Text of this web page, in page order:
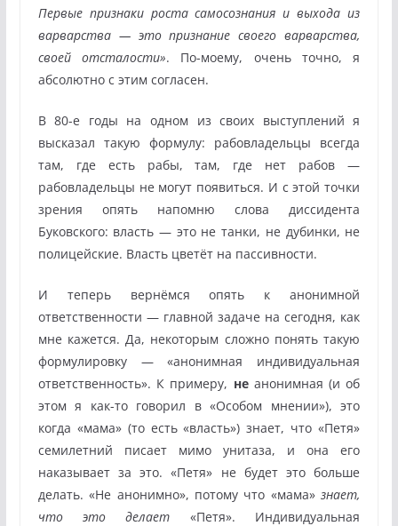
Первые признаки роста самосознания и выхода из
варварства — это признание своего варварства,
своей отсталости». По-моему, очень точно, я
абсолютно с этим согласен.
В 80-е годы на одном из своих выступлений я
высказал такую формулу: рабовладельцы всегда
там, где есть рабы, там, где нет рабов —
рабовладельцы не могут появиться. И с этой точки
зрения опять напомню слова диссидента
Буковского: власть — это не танки, не дубинки, не
полицейские. Власть цветёт на пассивности.
И теперь вернёмся опять к анонимной
ответственности — главной задаче на сегодня, как
мне кажется. Да, некоторым сложно понять такую
формулировку — «анонимная индивидуальная
ответственность». К примеру, неанонимная (и об
этом я как-то говорил в «Особом мнении»), это
когда «мама» (то есть «власть») знает, что «Петя»
семилетний писает мимо унитаза, и она его
наказывает за это. «Петя» не будет это больше
делать. «Не анонимно», потому что «мама»знает,
что это делает «Петя». Индивидуальная